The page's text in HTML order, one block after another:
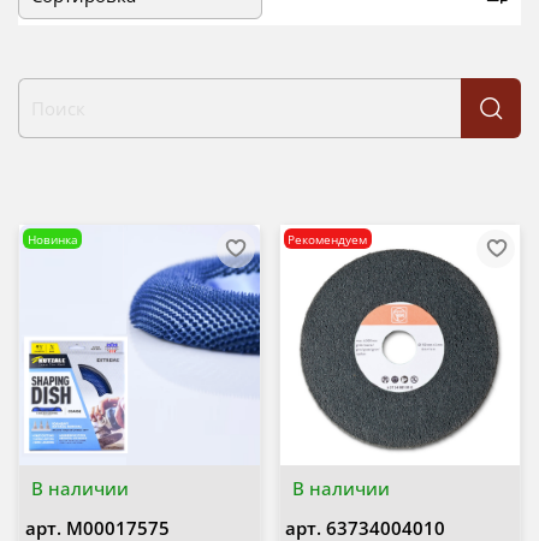
В наличии
Новинка
арт. М00017575
В наличии
Рекомендуем
арт. 63734004010